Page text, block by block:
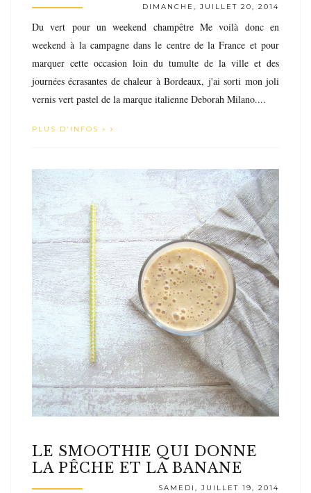
DIMANCHE, JUILLET 20, 2014
Du vert pour un weekend champêtre Me voilà donc en
weekend à la campagne dans le centre de la France et pour
marquer cette occasion loin du tumulte de la ville et des
journées écrasantes de chaleur à Bordeaux, j'ai sorti mon joli
vernis vert pastel de la marque italienne Deborah Milano....
PLUS D'INFOS »
LE SMOOTHIE QUI DONNE
LA PÊCHE ET LA BANANE
SAMEDI, JUILLET 19, 2014